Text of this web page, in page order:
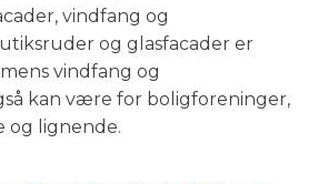
vindfang og
og glasfacader er
vindfang og
kan være for boligforeninger,
og lignende.